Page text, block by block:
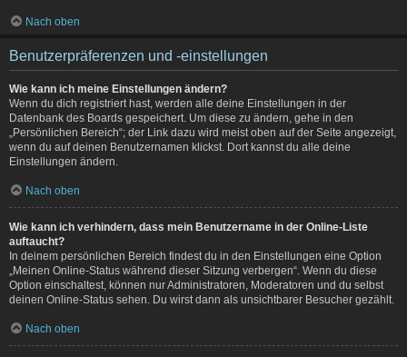
Nach oben
Benutzerpräferenzen und -einstellungen
Wie kann ich meine Einstellungen ändern?
Wenn du dich registriert hast, werden alle deine Einstellungen in der
Datenbank des Boards gespeichert. Um diese zu ändern, gehe in den
„Persönlichen Bereich“; der Link dazu wird meist oben auf der Seite angezeigt,
wenn du auf deinen Benutzernamen klickst. Dort kannst du alle deine
Einstellungen ändern.
Nach oben
Wie kann ich verhindern, dass mein Benutzername in der Online-Liste
auftaucht?
In deinem persönlichen Bereich findest du in den Einstellungen eine Option
„Meinen Online-Status während dieser Sitzung verbergen“. Wenn du diese
Option einschaltest, können nur Administratoren, Moderatoren und du selbst
deinen Online-Status sehen. Du wirst dann als unsichtbarer Besucher gezählt.
Nach oben